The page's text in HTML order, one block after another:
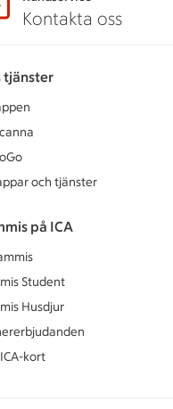
Kontakta oss
tjänster
och tjänster
på ICA
Student
Husdjur
kort